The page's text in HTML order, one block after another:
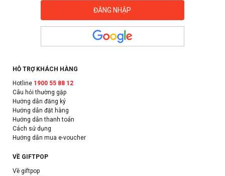
HỖ TRỢ KHÁCH HÀNG
Hotline 1900 55 88 12
Câu hỏi thường gặp
Hướng dẫn đăng ký
Hướng dẫn đặt hàng
Hướng dẫn thanh toán
Cách sử dụng
Hướng dẫn mua e-voucher
VỀ GIFTPOP
Về giftpop